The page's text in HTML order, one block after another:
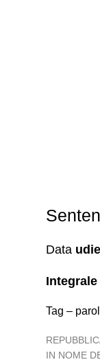
Data
Integrale
Tag –
IN NOME